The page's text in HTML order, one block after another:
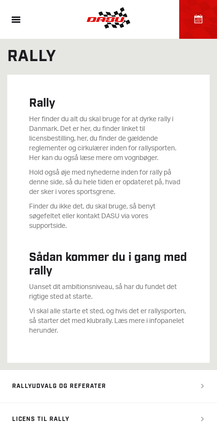
RALLY
Rally
Her finder du alt du skal bruge for at dyrke rally i
Danmark. Det er her, du finder linket til
licensbestilling, her, du finder de gældende
reglementer og cirkulærer inden for rallysporten.
Her kan du også læse mere om vognbøger.
Hold også øje med nyhederne inden for rally på
denne side, så du hele tiden er opdateret på, hvad
der sker i vores sportsgrene.
Finder du ikke det, du skal bruge, så benyt
søgefeltet eller kontakt DASU via vores
supportside.
Sådan kommer du i gang med
rally
Uanset dit ambitionsniveau, så har du fundet det
rigtige sted at starte.
Vi skal alle starte et sted, og hvis det er rallysporten,
så starter det med klubrally. Læs mere i infopanelet
herunder.
RALLYUDVALG OG REFERATER
LICENS TIL RALLY